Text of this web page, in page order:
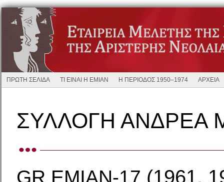
ΠΡΩΤΗ ΣΕΛΙΔΑ ΤΙ ΕΙΝΑΙ Η ΕΜΙΑΝ Η ΠΕΡΙΟΔΟΣ 1950–1974 ΑΡΧΕΙΑ
ΣΥΛΛΟΓΗ ΑΝΔΡΕΑ
GR EMIAN-17 (1961,